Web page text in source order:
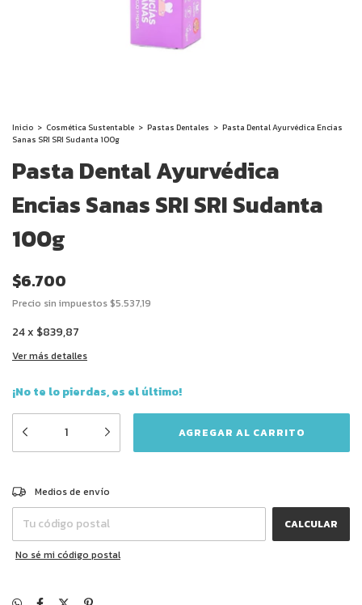
Inicio > Cosmética Sustentable > Pastas Dentales > Pasta Dental Ayurvédica Encias
Sanas SRI SRI Sudanta 100g
Pasta Dental Ayurvédica
Encias Sanas SRI SRI Sudanta
100g
$6.700
Precio sin impuestos$5.537,19
24x $839,87
Ver más detalles
¡No te lo pierdas, es el último!
Entregas para el CP:
Medios de envío
CALCULAR
No sé mi código postal